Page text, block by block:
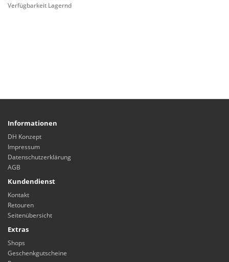
Verfügbarkeit Lagernd
Informationen
DH Konzept
Impressum
Datenschutzerklärung
AGB
Kundendienst
Kontakt
Retouren
Seitenübersicht
Extras
Shops
Geschenkgutscheine